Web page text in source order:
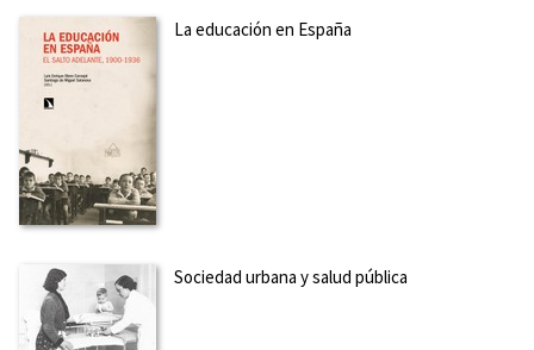
La educación en España
Sociedad urbana y salud pública